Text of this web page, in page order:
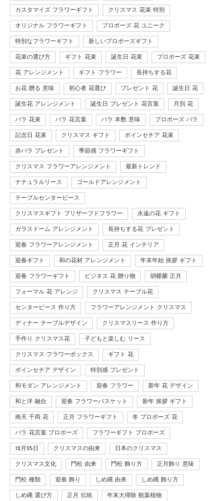
カスタマイズ フラワーギフト クリスマス 花束 特別
オリジナル フラワーギフト プロポーズ 花 ユニーク
特別なフラワーギフト 新しいプロポーズギフト
花束の選び方 ギフト 花束 誕生日 花束 プロポーズ 花束
花 アレンジメント ギフト フラワー 長持ちする花
お花 贈る 意味 初心者 花選び プレゼント 花 誕生日 花
誕生花 アレンジメント 誕生日 プレゼント 花言葉 月別 花
バラ 花束 バラ 花言葉 バラ 本数 意味 プロポーズ バラ
記念日 花束 クリスマス ギフト ポインセチア 花束
赤バラ プレゼント 季節感 フラワーギフト
クリスマス フラワーアレンジメント 最新トレンド
ナチュラルリース ゴールドアレンジメント
テーブルセンターピース
クリスマスギフト プリザーブドフラワー 永遠の花 ギフト
ガラスドーム アレンジメント 長持ちする花 プレゼント
迎春 フラワーアレンジメント 正月 花 インテリア
迎春ギフト 和の花材 アレンジメント 年末年始 挨拶 ギフト
迎春 フラワーギフト ビジネス 花 贈り物 胡蝶蘭 正月
フォーマル 花 アレンジ クリスマス テーブル花
センターピース 作り方 フラワーアレンジメント クリスマス
ディナー テーブルデザイン クリスマスリース 作り方
手作り クリスマス花 子どもと楽しむ リース
クリスマス フラワーボックス ギフト 花
ポインセチア デザイン 特別感 プレゼント
和モダン アレンジメント 迎春 フラワー 新年 花 デザイン
和と洋 融合 迎春 フラワーバスケット 新年 挨拶 ギフト
南天 千両 花 正月 フラワーギフト 冬 プロポーズ 花
バラ 花言葉 プロポーズ フラワーギフト プロポーズ
12月25日 クリスマスの由来 日本のクリスマス
クリスマス文化 門松 由来 門松 飾り方 正月飾り 意味
門松 種類 迎春 飾り しめ縄 由来 しめ縄 飾り方
しめ縄 選び方 正月 伝統 年末大掃除 観葉植物